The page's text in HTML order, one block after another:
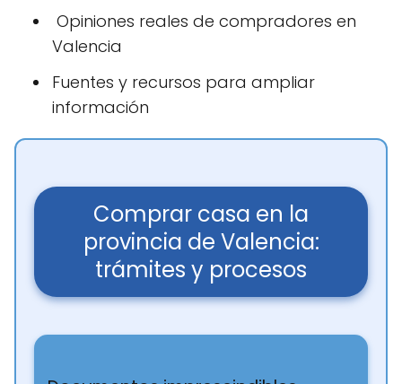
️ Opiniones reales de compradores en
Valencia
Fuentes y recursos para ampliar
información
Comprar casa en la
provincia de Valencia:
trámites y procesos